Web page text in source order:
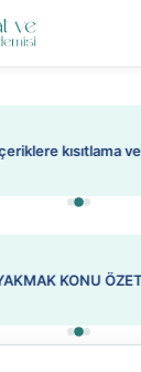
kısıtlama
KONU